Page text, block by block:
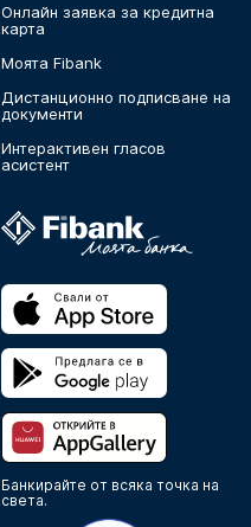
Онлайн заявка за кредитна
карта
Моята Fibank
Дистанционно подписване на
документи
Интерактивен гласов
асистент
Банкирайте от всяка точка на
света.